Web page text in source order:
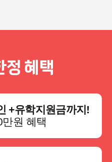
정 혜택
+유학지원금까지!
원 혜택